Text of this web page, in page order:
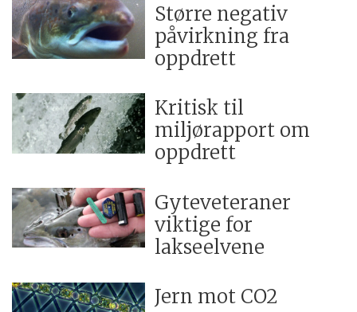
Større negativ
påvirkning fra
oppdrett
Kritisk til
miljørapport om
oppdrett
Gyteveteraner
viktige for
lakseelvene
Jern mot CO2